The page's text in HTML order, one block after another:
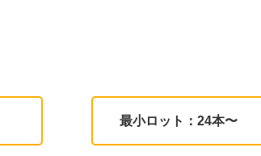
最小ロット：24本〜